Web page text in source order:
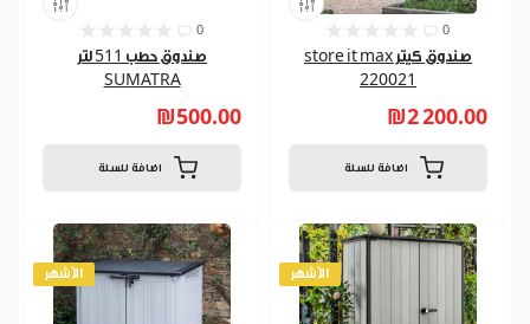
0
صندوق حطب 511 لتر
SUMATRA
₪500.00
اضافة للسلة
0
صندوق كيتر store it max
220021
₪2 200.00
اضافة للسلة
الأشهر الأشهر